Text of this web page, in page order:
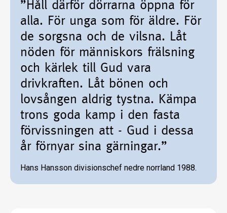
”Håll därför dörrarna öppna för
alla. För unga som för äldre. För
de sorgsna och de vilsna. Låt
nöden för människors frälsning
och kärlek till Gud vara
drivkraften. Låt bönen och
lovsången aldrig tystna. Kämpa
trons goda kamp i den fasta
förvissningen att - Gud i dessa
år förnyar sina gärningar.”
Hans Hansson divisionschef nedre norrland 1988.